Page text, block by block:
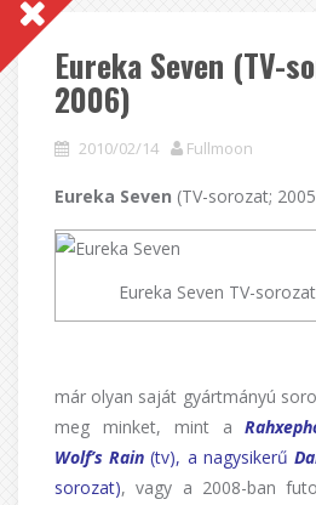
Eureka Seven (TV-
2006)
2010/02/14 Fullmoon
Eureka Seven (TV-sorozat;
Eureka Seven TV-sorozat
már olyan saját gyártmányú
meg minket, mint a
Wolf’s Rain (tv), a nagysikerű
sorozat), vagy a 2008-ban